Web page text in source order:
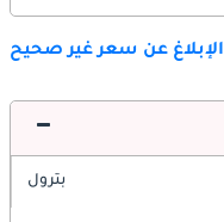
الإبلاغ عن سعر غير صحيح
بترول